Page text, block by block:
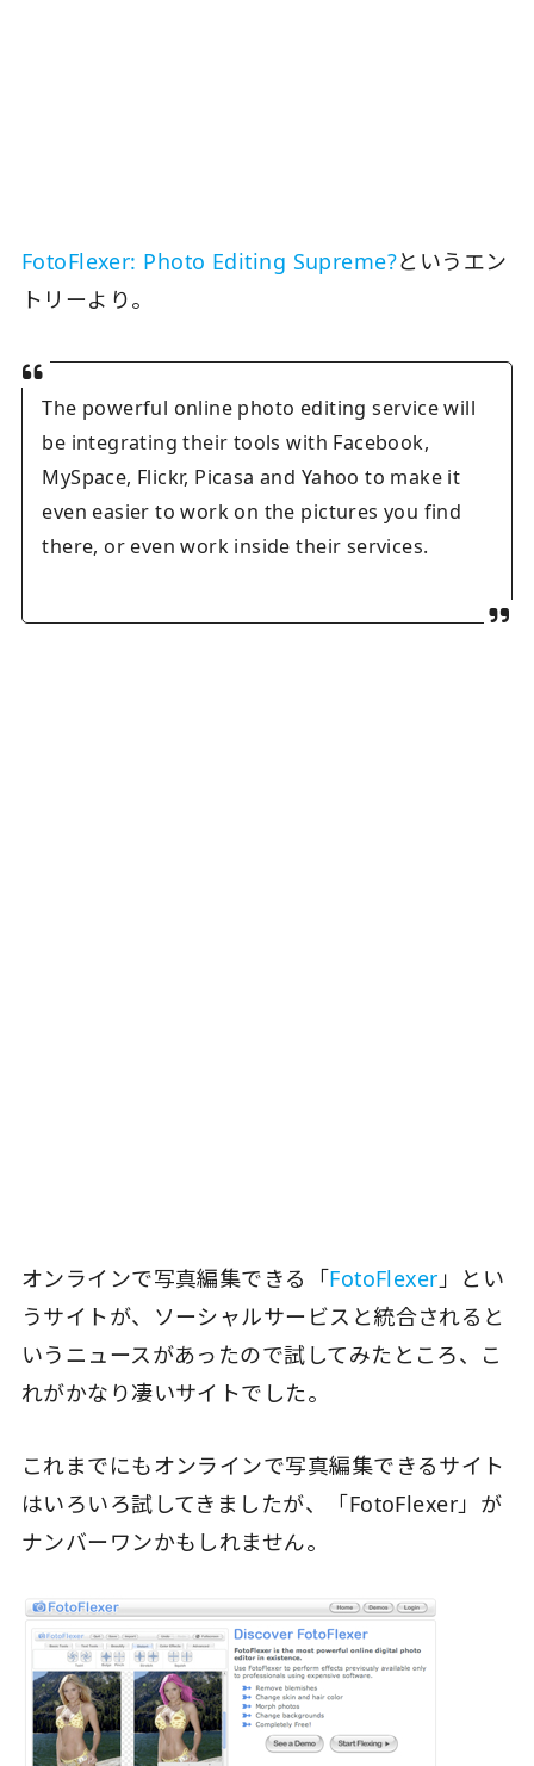
FotoFlexer: Photo Editing Supreme?というエン
トリーより。
The powerful online photo editing service will
be integrating their tools with Facebook,
MySpace, Flickr, Picasa and Yahoo to make it
even easier to work on the pictures you find
there, or even work inside their services.
オンラインで写真編集できる「FotoFlexer」とい
うサイトが、ソーシャルサービスと統合されると
いうニュースがあったので試してみたところ、こ
れがかなり凄いサイトでした。
これまでにもオンラインで写真編集できるサイト
はいろいろ試してきましたが、「FotoFlexer」が
ナンバーワンかもしれません。